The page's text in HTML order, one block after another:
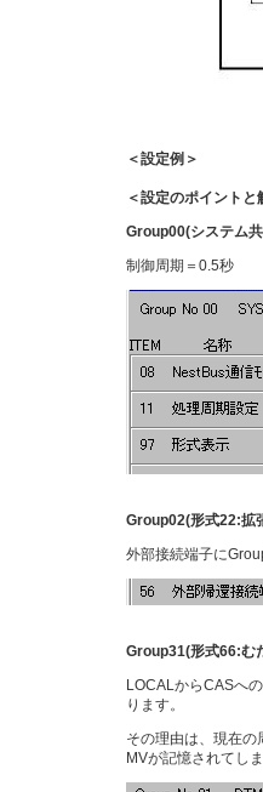
＜設定例＞
＜設定のポイントと
Group00(システム
制御周期＝0.5秒
Group02(形式22:拡
外部接続端子に
Group31(形式66:む
LOCALからCASへ
ります。
その理由は、現在
MVが記憶されてしま